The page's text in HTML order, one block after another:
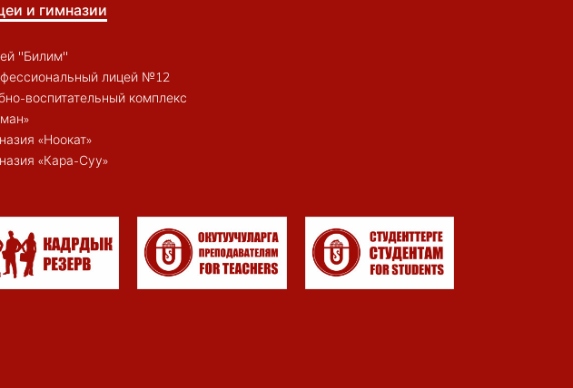
и гимназии
"Билим"
лицей №12
воспитательный комплекс
«Ноокат»
«Кара-Суу»